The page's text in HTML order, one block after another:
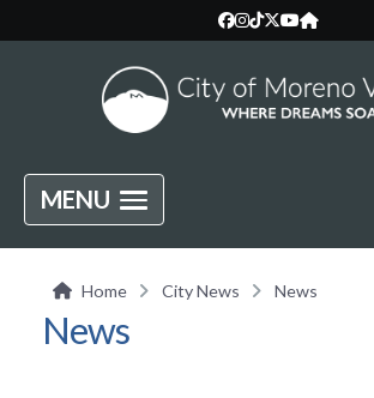
MENU
Home City News News
News